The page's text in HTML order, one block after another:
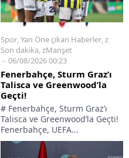
Spor,Yan Öne çıkan Haberler,z
Son dakika,zManşet
06/08/2026 00:23
Fenerbahçe, Sturm Graz’ı
Talisca ve Greenwood’la
Geçti!
# Fenerbahçe, Sturm Graz’ı
Talisca ve Greenwood’la Geçti!
Fenerbahçe, UEFA...